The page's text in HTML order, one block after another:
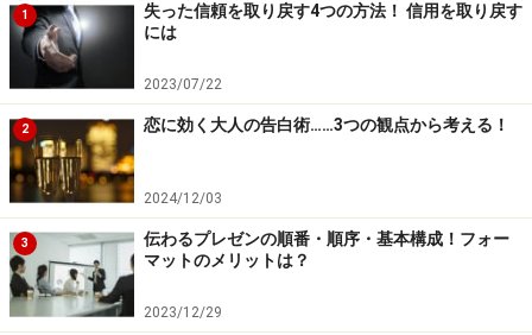
プレゼンのコツ3．予告する
今から話す内容がどんなものなのかを予告してあげるの
は、聞き手の負担を大きく減らします。これは、話し上
手な人は心掛けていることです。たとえば、
1
失った信頼を取り戻す4つの方法！ 信用を取り戻す
には
2023/07/22
2 恋に効く大人の告白術……3つの観点から考える！
2024/12/03
3
伝わるプレゼンの順番・順序・基本構成！フォー
マットのメリットは？
2023/12/29